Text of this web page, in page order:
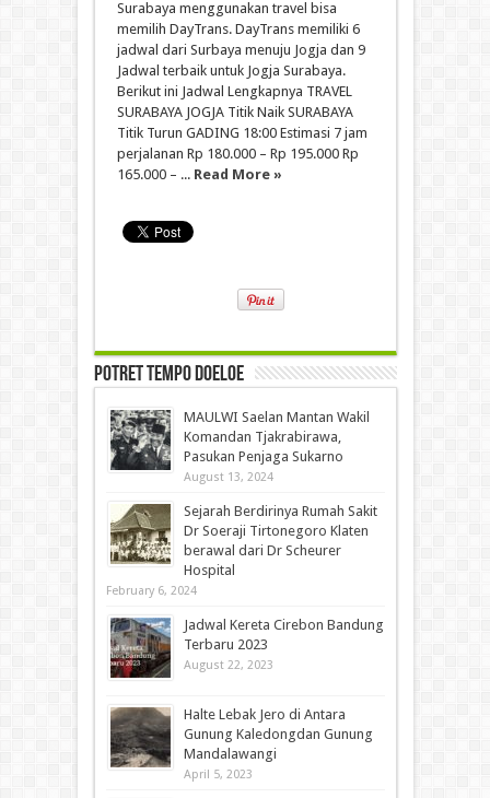
Surabaya menggunakan travel bisa
memilih DayTrans. DayTrans memiliki 6
jadwal dari Surbaya menuju Jogja dan 9
Jadwal terbaik untuk Jogja Surabaya.
Berikut ini Jadwal Lengkapnya TRAVEL
SURABAYA JOGJA Titik Naik SURABAYA
Titik Turun GADING 18:00 Estimasi 7 jam
perjalanan Rp 180.000 – Rp 195.000 Rp
165.000 – ... Read More »
Potret Tempo Doeloe
MAULWI Saelan Mantan Wakil
Komandan Tjakrabirawa,
Pasukan Penjaga Sukarno
August 13, 2024
Sejarah Berdirinya Rumah Sakit
Dr Soeraji Tirtonegoro Klaten
berawal dari Dr Scheurer
Hospital
February 6, 2024
Jadwal Kereta Cirebon Bandung
Terbaru 2023
August 22, 2023
Halte Lebak Jero di Antara
Gunung Kaledongdan Gunung
Mandalawangi
April 5, 2023